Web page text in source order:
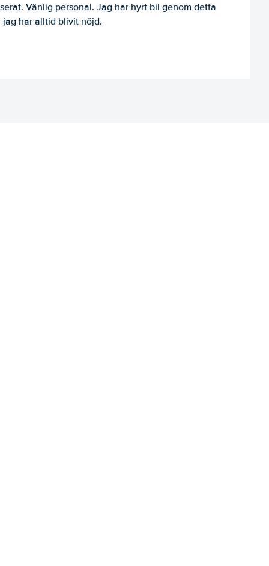
Vänlig personal. Jag har hyrt bil genom detta
har alltid blivit nöjd.